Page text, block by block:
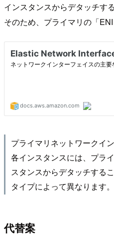
インスタンスからデタッチす
そのため、プライマリの「
プライマリネットワークイ
各インスタンスには、プラ
スタンスからデタッチする
タイプによって異なります
代替案